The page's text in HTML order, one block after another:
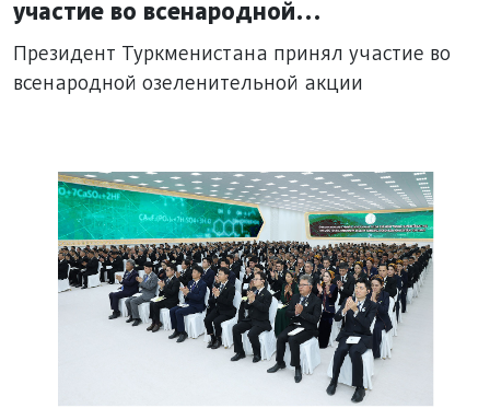
участие во всенародной
озеленительной акции
Президент Туркменистана принял участие во
всенародной озеленительной акции